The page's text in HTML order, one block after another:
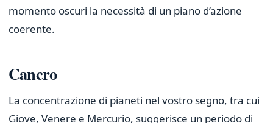
momento oscuri la necessità di un piano d’azione
coerente.
Cancro
La concentrazione di pianeti nel vostro segno, tra cui
Giove, Venere e Mercurio, suggerisce un periodo di